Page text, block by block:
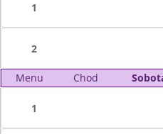
1
2
Menu Chod
1